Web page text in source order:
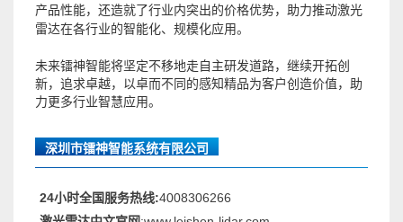
产品性能，还造就了行业内突出的价格优势，助力推动激光
雷达在各行业的智能化、规模化应用。
未来镭神智能将坚定不移地走自主研发道路，继续开拓创
新，追求卓越，以卓而不同的感知精品为客户创造价值，助
力更多行业智慧应用。
深圳市镭神智能系统有限公司
24小时全国服务热线:4008306266